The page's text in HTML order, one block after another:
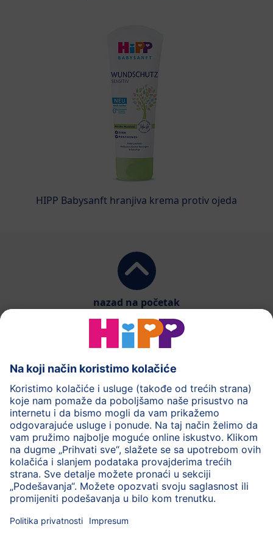
HIPP Babysanft hranjiva krema protiv ojeda
nazad na početak
HiPP mliječna formula
HiPP Hrana za bebe
HiPP za djecu
HiPP Njega HiPP tokom trudnoće
Pravila o privatnosti
Uslovi korišćenja
Impresum
Više o HiPP-u Kontakt
Siguran prenos podataka putem šifrovanja